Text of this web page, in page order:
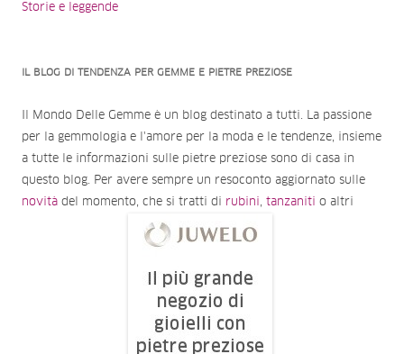
Storie e leggende
IL BLOG DI TENDENZA PER GEMME E PIETRE PREZIOSE
Il Mondo Delle Gemme è un blog destinato a tutti. La passione
per la gemmologia e l'amore per la moda e le tendenze, insieme
a tutte le informazioni sulle pietre preziose sono di casa in
questo blog. Per avere sempre un resoconto aggiornato sulle
novità del momento, che si tratti di rubini tanzaniti o altri